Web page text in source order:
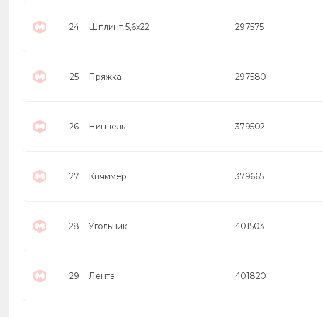
24 Шплинт 5,6х22 297575
25 Пряжка 297580
26 Ниппель 379502
27 Кпяммер 379665
28 Угольник 401503
29 Лента 401820